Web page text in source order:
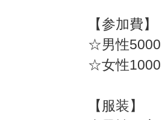
【参加費】
☆男性
☆女性
【服装】